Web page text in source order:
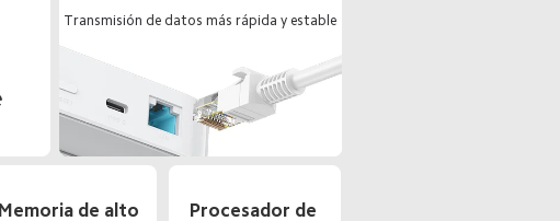
Transmisión de datos más rápida y estable
Memoria de alto
Procesador de